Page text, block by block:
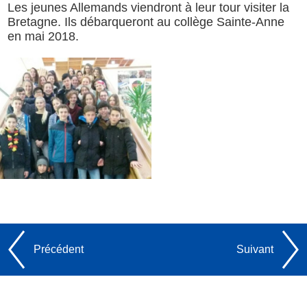
Les jeunes Allemands viendront à leur tour visiter la
Bretagne. Ils débarqueront au collège Sainte-Anne
en mai 2018.
Précédent Suivant